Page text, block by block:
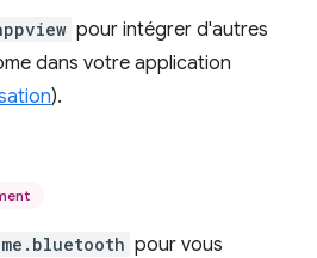
pour intégrer d'autres
dans votre application
).
pour vous